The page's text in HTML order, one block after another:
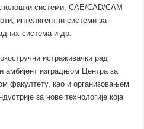
системи, CAE/CAD/CAM
интелигентни системи за
система и др.
истраживачки рад
амбијент изградњом Центра за
факултету, као и организовањем
за нове технологије која